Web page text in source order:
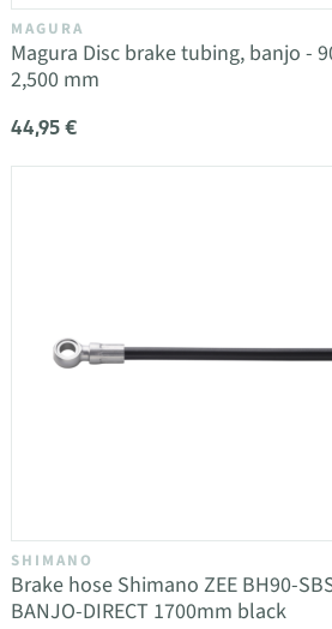
MAGURA
Magura Disc brake tubing, banjo -
2,500 mm
44,95 €
SHIMANO
Brake hose Shimano ZEE BH90-
BANJO-DIRECT 1700mm black